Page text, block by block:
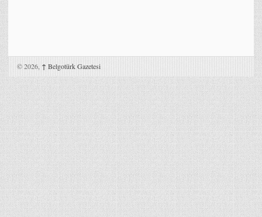
© 2026, ↑ Belgotürk Gazetesi